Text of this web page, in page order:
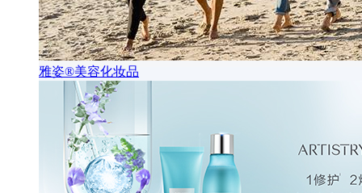
雅姿®美容化妆品